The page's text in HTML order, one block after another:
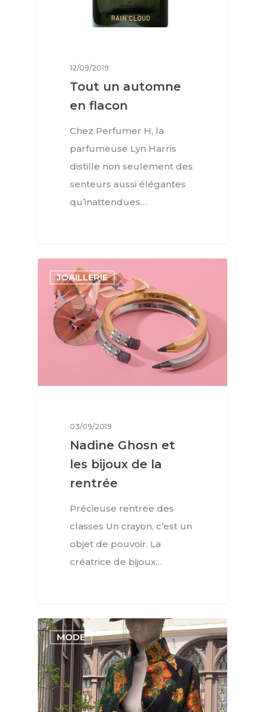
12/09/2019
Tout un automne
en flacon
Chez Perfumer H, la
parfumeuse Lyn Harris
distille non seulement des
senteurs aussi élégantes
qu’inattendues…
JOAILLERIE
03/09/2019
Nadine Ghosn et
les bijoux de la
rentrée
Précieuse rentrée des
classes Un crayon, c’est un
objet de pouvoir. La
créatrice de bijoux…
MODE
Interviews
Mode
Horlogerie
Arts
Goûts
Livres
FR
FR